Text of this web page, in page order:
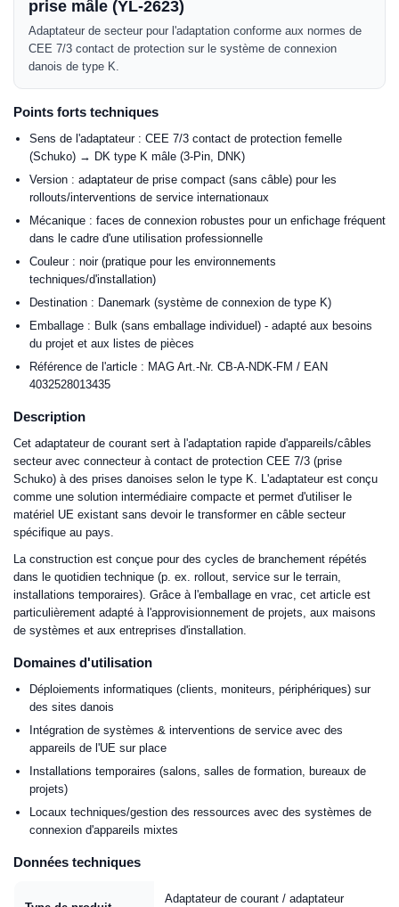
prise mâle (YL-2623)
Adaptateur de secteur pour l'adaptation conforme aux normes de
CEE 7/3 contact de protection sur le système de connexion
danois de type K.
Points forts techniques
Sens de l'adaptateur : CEE 7/3 contact de protection femelle
(Schuko) → DK type K mâle (3-Pin, DNK)
Version : adaptateur de prise compact (sans câble) pour les
rollouts/interventions de service internationaux
Mécanique : faces de connexion robustes pour un enfichage fréquent
dans le cadre d'une utilisation professionnelle
Couleur : noir (pratique pour les environnements
techniques/d'installation)
Destination : Danemark (système de connexion de type K)
Emballage : Bulk (sans emballage individuel) - adapté aux besoins
du projet et aux listes de pièces
Référence de l'article : MAG Art.-Nr. CB-A-NDK-FM / EAN
4032528013435
Description
Cet adaptateur de courant sert à l'adaptation rapide d'appareils/câbles
secteur avec connecteur à contact de protection CEE 7/3 (prise
Schuko) à des prises danoises selon le type K. L'adaptateur est conçu
comme une solution intermédiaire compacte et permet d'utiliser le
matériel UE existant sans devoir le transformer en câble secteur
spécifique au pays.
La construction est conçue pour des cycles de branchement répétés
dans le quotidien technique (p. ex. rollout, service sur le terrain,
installations temporaires). Grâce à l'emballage en vrac, cet article est
particulièrement adapté à l'approvisionnement de projets, aux maisons
de systèmes et aux entreprises d'installation.
Domaines d'utilisation
Déploiements informatiques (clients, moniteurs, périphériques) sur
des sites danois
Intégration de systèmes & interventions de service avec des
appareils de l'UE sur place
Installations temporaires (salons, salles de formation, bureaux de
projets)
Locaux techniques/gestion des ressources avec des systèmes de
connexion d'appareils mixtes
Données techniques
Adaptateur de courant / adaptateur